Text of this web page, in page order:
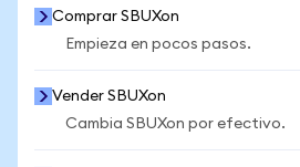
Comprar SBUXon
Empieza en pocos pasos.
Vender SBUXon
Cambia SBUXon por efectivo.